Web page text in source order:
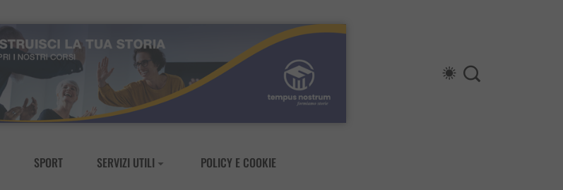
SPORT SERVIZI UTILI
POLICY E COOKIE